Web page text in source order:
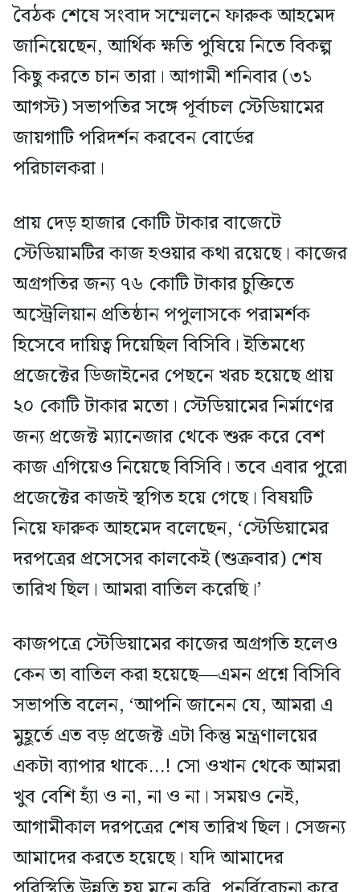
বৈঠক শেষে সংবাদ সম্মেলনে ফারুক আহমেদ
জানিয়েছেন, আর্থিক ক্ষতি পুষিয়ে নিতে বিকল্প
কিছু করতে চান তারা। আগামী শনিবার (৩১
আগস্ট) সভাপতির সঙ্গে পূর্বাচল স্টেডিয়ামের
জায়গাটি পরিদর্শন করবেন বোর্ডের
পরিচালকরা।
প্রায় দেড় হাজার কোটি টাকার বাজেটে
স্টেডিয়ামটির কাজ হওয়ার কথা রয়েছে। কাজের
অগ্রগতির জন্য ৭৬ কোটি টাকার চুক্তিতে
অস্ট্রেলিয়ান প্রতিষ্ঠান পপুলাসকে পরামর্শক
হিসেবে দায়িত্ব দিয়েছিল বিসিবি। ইতিমধ্যে
প্রজেক্টের ডিজাইনের পেছনে খরচ হয়েছে প্রায়
২০ কোটি টাকার মতো। স্টেডিয়ামের নির্মাণের
জন্য প্রজেক্ট ম্যানেজার থেকে শুরু করে বেশ
কাজ এগিয়েও নিয়েছে বিসিবি। তবে এবার পুরো
প্রজেক্টের কাজই স্থগিত হয়ে গেছে। বিষয়টি
নিয়ে ফারুক আহমেদ বলেছেন, ‘স্টেডিয়ামের
দরপত্রের প্রসেসের কালকেই (শুক্রবার) শেষ
তারিখ ছিল। আমরা বাতিল করেছি।’
কাজপত্রে স্টেডিয়ামের কাজের অগ্রগতি হলেও
কেন তা বাতিল করা হয়েছে—এমন প্রশ্নে বিসিবি
সভাপতি বলেন, ‘আপনি জানেন যে, আমরা এ
মুহূর্তে এত বড় প্রজেক্ট এটা কিন্তু মন্ত্রণালয়ের
একটা ব্যাপার থাকে…! সো ওখান থেকে আমরা
খুব বেশি হ্যাঁ ও না, না ও না। সময়ও নেই,
আগামীকাল দরপত্রের শেষ তারিখ ছিল। সেজন্য
আমাদের করতে হয়েছে। যদি আমাদের